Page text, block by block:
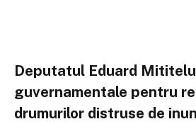
Deputatul Eduard
guvernamentale pentru
drumurilor distruse de